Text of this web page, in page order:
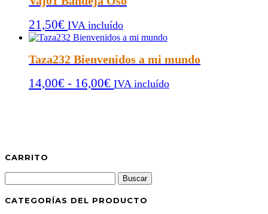
desde
14,00€
hasta
16,00€
21,50€ IVA incluído
Taza232 Bienvenidos a mi mundo
14,00€ - 16,00€Rango
16,00€
IVA incluído
CARRITO
CATEGORÍAS DEL PRODUCTO